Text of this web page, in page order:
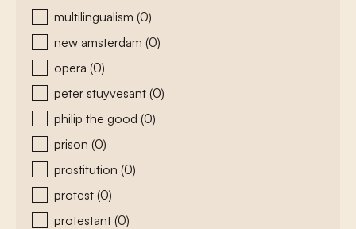
multilingualism (0)
new amsterdam (0)
opera (0)
peter stuyvesant (0)
philip the good (0)
prison (0)
prostitution (0)
protest (0)
protestant (0)